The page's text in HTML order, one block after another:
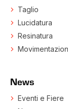
Taglio
Lucidatura
Resinatura
News
Eventi e Fiere